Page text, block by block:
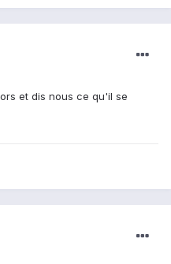
et dis nous ce qu'il se